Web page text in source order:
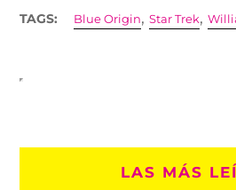
TAGS: Blue Origin,Star Trek,
LAS MÁS